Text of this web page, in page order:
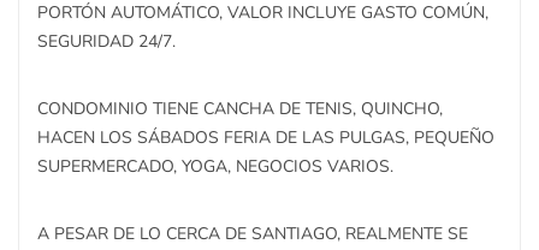
(Sugerencias)
PORTÓN AUTOMÁTICO, VALOR INCLUYE GASTO COMÚN,
SEGURIDAD 24/7.
CONDOMINIO TIENE CANCHA DE TENIS, QUINCHO,
HACEN LOS SÁBADOS FERIA DE LAS PULGAS, PEQUEÑO
SUPERMERCADO, YOGA, NEGOCIOS VARIOS.
A PESAR DE LO CERCA DE SANTIAGO, REALMENTE SE